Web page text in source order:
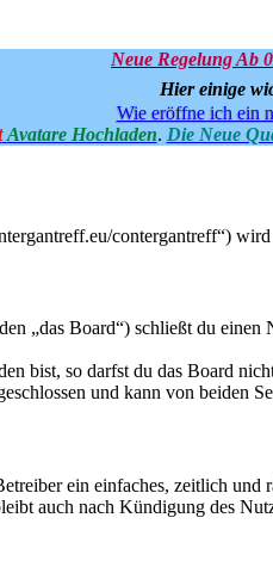
Neue Regelung Ab
Hier einige
Wie eröffne ich ein
Avatare Hochladen. Die Neue
contergantreff“)
„das Board“) schließt du
bist, so darfst du das Board
und kann von beiden
ein einfaches, zeitlich
auch nach Kündigung des